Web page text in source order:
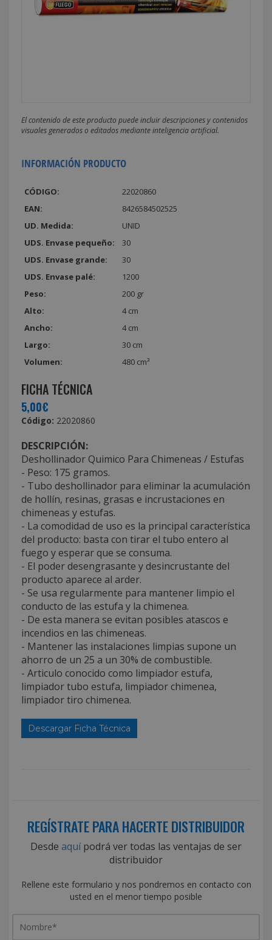
El contenido de este producto puede incluir descripciones y contenidos
visuales generados o editados mediante inteligencia artificial.
INFORMACIÓN PRODUCTO
CÓDIGO:
22020860
EAN:
8426584502525
UD. Medida:
UNID
UDS. Envase pequeño:
30
UDS. Envase grande:
30
UDS. Envase palé:
1200
Peso:
200 gr
Alto:
4 cm
Ancho:
4 cm
Largo:
30 cm
Volumen:
480 cm³
FICHA TÉCNICA
5,00€
Código: 22020860
DESCRIPCIÓN:
Deshollinador Quimico Para Chimeneas / Estufas
- Peso: 175 gramos.
- Tubo deshollinador para eliminar la acumulación
de hollín, resinas, grasas e incrustaciones en
chimeneas y estufas.
- La comodidad de uso es la principal característica
del producto: basta con tirar el tubo entero al
fuego y esperar que se consuma.
- El poder desengrasante y desincrustante del
producto aparece al arder.
- Se usa regularmente para mantener limpio el
conducto de las estufa y la chimenea.
- De esta manera se evitan posibles atascos e
incendios en las chimeneas.
- Mantener las instalaciones limpias supone un
ahorro de un 25 a un 30% de combustible.
- Articulo conocido como limpiador estufa,
limpiador tubo estufa, limpiador chimenea,
limpiador tiro chimenea.
Descargar Ficha Técnica
REGÍSTRATE PARA HACERTE DISTRIBUIDOR
Desde aquípodrá ver todas las ventajas de ser
distribuidor
Rellene este formulario y nos pondremos en contacto con
usted en el menor tiempo posible